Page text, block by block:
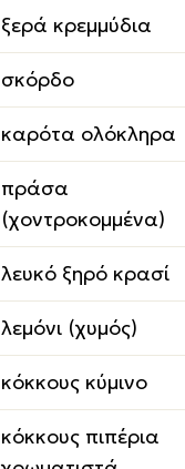
ξερά κρεμμύδια
σκόρδο
καρότα ολόκληρα
πράσα
(χοντροκομμένα)
λευκό ξηρό κρασί
λεμόνι (χυμός)
κόκκους κύμινο
κόκκους πιπέρια